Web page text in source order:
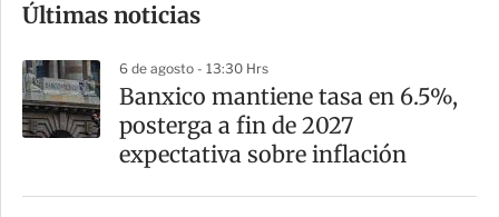
m
a
r
t
Últimas noticias
6 de agosto - 13:30 Hrs
Banxico mantiene tasa en 6.5%,
posterga a fin de 2027
expectativa sobre inflación